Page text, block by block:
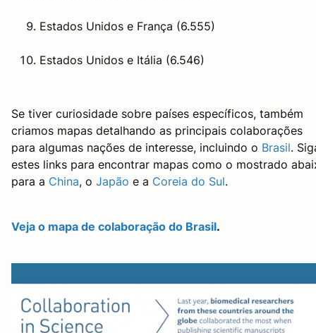
Estados Unidos e França (6.555)
Estados Unidos e Itália (6.546)
Se tiver curiosidade sobre países específicos, também
criamos mapas detalhando as principais colaborações
para algumas nações de interesse, incluindo o Brasil.
estes links para encontrar mapas como o mostrado
para a China, o Japão e a Coreia do Sul.
Veja o mapa de colaboração do Brasil.